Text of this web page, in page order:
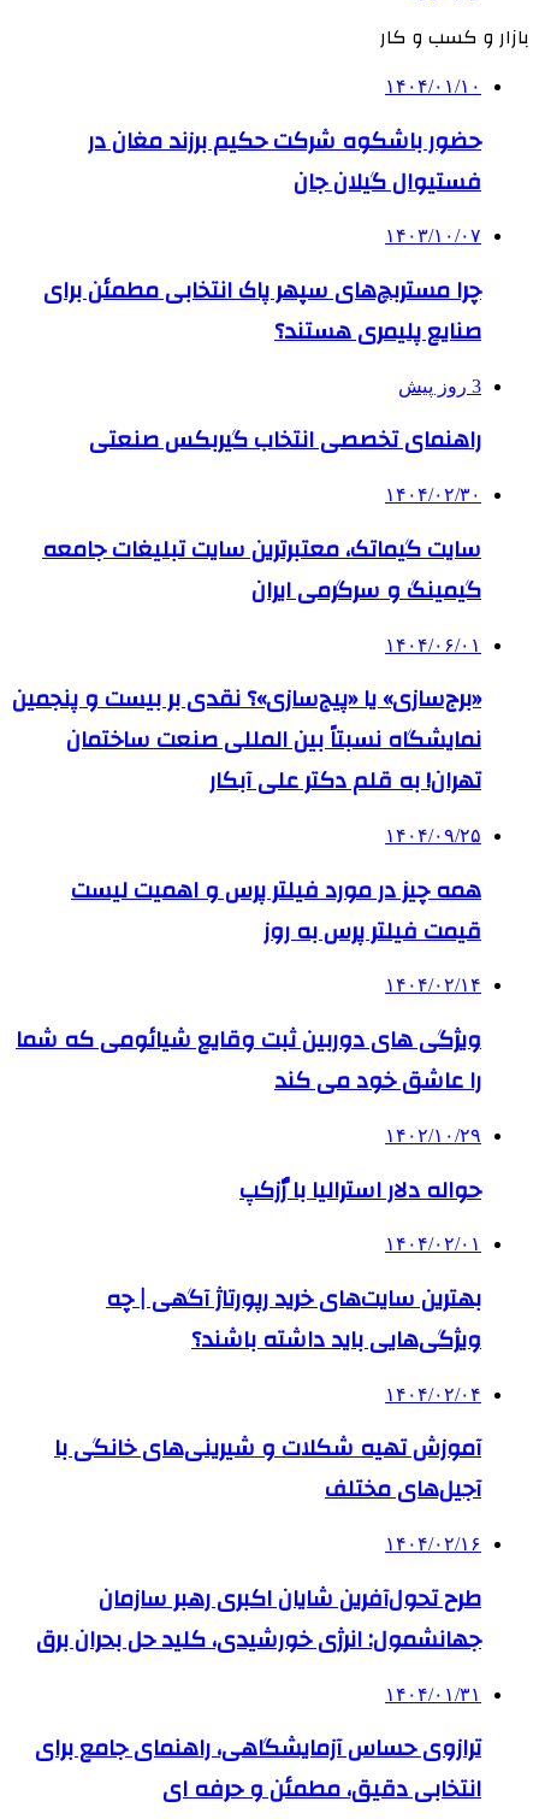
بازار و کسب و کار
۱۴۰۴/۰۱/۱۰
حضور باشکوه شرکت حکیم برزند مغان در
فستیوال گیلان جان
۱۴۰۳/۱۰/۰۷
چرا مستربچ‌های سپهر پاک انتخابی مطمئن برای
صنایع پلیمری هستند؟
3 روز پیش
راهنمای تخصصی انتخاب گیربکس صنعتی
۱۴۰۴/۰۲/۳۰
سایت گیماتک، معتبرترین سایت تبلیغات جامعه
گیمینگ و سرگرمی ایران
۱۴۰۴/۰۶/۰۱
«برج‌سازی» یا «پیج‌سازی»؟ نقدی بر بیست و پنجمین
نمایشگاه نسبتاً بین المللی صنعت ساختمان
تهران! به قلم دکتر علی آبکار
۱۴۰۴/۰۹/۲۵
همه چیز در مورد فیلتر پرس و اهمیت لیست
قیمت فیلتر پرس به روز
۱۴۰۴/۰۲/۱۴
ویژگی های دوربین ثبت وقایع شیائومی که شما
را عاشق خود می کند
۱۴۰۲/۱۰/۲۹
حواله دلار استرالیا با رٌزکپ
۱۴۰۴/۰۲/۰۱
بهترین سایت‌های خرید رپورتاژ آگهی | چه
ویژگی‌هایی باید داشته باشند؟
۱۴۰۴/۰۲/۰۴
آموزش تهیه شکلات و شیرینی‌های خانگی با
آجیل‌های مختلف
۱۴۰۴/۰۲/۱۶
طرح تحول‌آفرین شایان اکبری رهبر سازمان
جهانشمول: انرژی خورشیدی، کلید حل بحران برق
۱۴۰۴/۰۱/۳۱
ترازوی حساس آزمایشگاهی، راهنمای جامع برای
انتخابی دقیق، مطمئن و حرفه ای